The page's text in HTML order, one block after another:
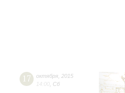
17 октября 2015
14:00 Сб